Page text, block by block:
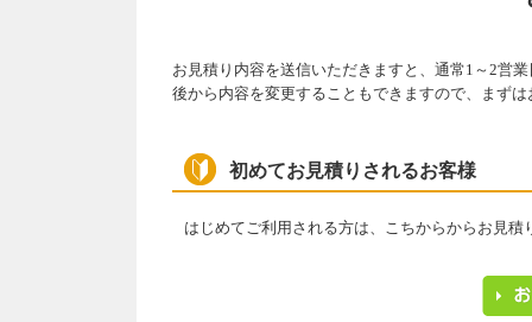
お見積り内容を送信いただきますと、通常1～2営
後から内容を変更することもできますので、まず
初めてお見積りされるお客様
はじめてご利用される方は、こちからからお見積